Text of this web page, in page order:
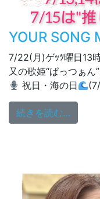
YOUR SONG
7/22(月)ゲｯﾂ曜日13
又の歌姫“ぱっつぁ
祝日・海の日
続きを読む…